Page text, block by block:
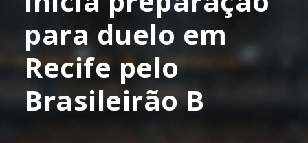
para duelo em
Recife pelo
Brasileirão B